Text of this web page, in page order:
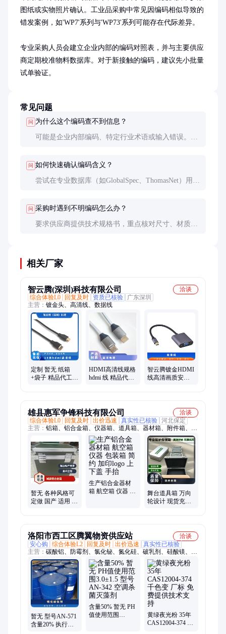
图纸或实物照片确认。工业品采购中常见因编码相似导致的
错发案例，如'WP7'系列与'WP73'系列可能存在代际差异。
专业采购人员会建立企业内部的编码对照表，并与主要供应
商定期校准物料数据库。对于新接触的编码，建议先小批量
试单验证。
常见问题
问 为什么这个编码查不到信息？
可能是企业内部编码、特定行业术语或输入错误。约
问 如何快速确认编码含义？
尝试在专业数据库（如GlobalSpec、ThomasNet）用部
问 采购时遇到不明编码怎么办？
要求供应商提供技术规格书，重点核对尺寸、材质、
相关厂家
智云腾(深圳)科技有限公司
洽谈
综合体验L0
回复及时 资质已核验
广东深圳
主营： 镀金头、高清线、数据线
定制 暂无 纸箱
+袋子 精品代工
HDMI高清线规格
hdmi 线 精品代工
智云腾镀金HDMI
线高清画质安全
雄县惠军争锋科技有限公司
洽谈
综合体验L0
回复及时 出价迅速 真实性已核验 河北保定
主营： 铝箱、铝合金箱、仪器箱、道具箱、器材箱、附件箱、收
纳箱、航空箱、工具箱、电子仪表箱、实验仪器包装箱、消防器
材箱、指挥作业箱、侦查作业箱、勘测仪器包装箱、仪器仪表
箱、乐器包装箱、舞台道具箱、服装道具箱、运输储备箱、通讯
设备箱、五金工具箱、铝合金航空箱、产品展示箱、物资器材箱
暂无 各种风格可
定做 国产 适用 仪
生产铝合金器材
箱 航空箱 仪器 包
舞台道具箱 万向
轮设计 现货充足
洛阳市西工区腾翼物资供应站
洽谈
安心购
综合体验L2 回复及时 出价迅速
真实性已核验
主营： 碳酸铝、防霉剂、氯化铋、氮化硅、破乳剂、硅酸镁、磷
酸铝、化学试剂、抗静电剂、乙酸乙酯、氢氧化镁、焦磷酸钠、
干燥通风、次磷酸镁、氯化氢乙醇、氯化氢甲醇、聚丙烯酸钾、
闪点提高剂、柴油降凝剂、硫代硫酸铵、聚丙烯酰胺、多聚磷酸
钠、25公斤纸板桶、硫代乙醇酸钠、高分子絮凝剂
暂无 型号AN-571
含量20% 执行质
含量50% 暂无 PH
值使用范围
黄绿夜光粉 35年
CAS12004-374 千